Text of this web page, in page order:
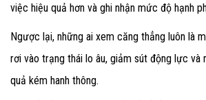
việc hiệu quả hơn và ghi nhận mức độ hạnh
Ngược lại, những ai xem căng thẳng luôn là
rơi vào trạng thái lo âu, giảm sút động lực và
quả kém hanh thông.